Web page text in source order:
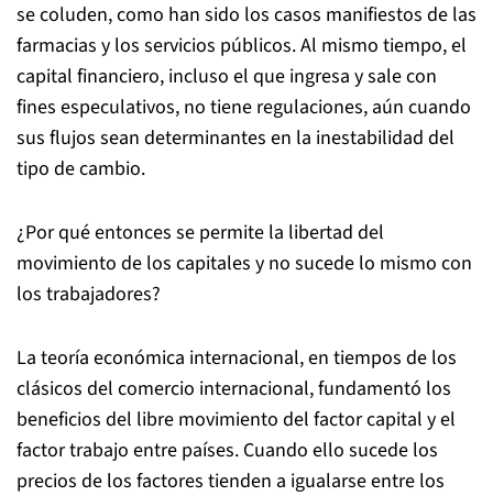
se coluden, como han sido los casos manifiestos de las
farmacias y los servicios públicos. Al mismo tiempo, el
capital financiero, incluso el que ingresa y sale con
fines especulativos, no tiene regulaciones, aún cuando
sus flujos sean determinantes en la inestabilidad del
tipo de cambio.
¿Por qué entonces se permite la libertad del
movimiento de los capitales y no sucede lo mismo con
los trabajadores?
La teoría económica internacional, en tiempos de los
clásicos del comercio internacional, fundamentó los
beneficios del libre movimiento del factor capital y el
factor trabajo entre países. Cuando ello sucede los
precios de los factores tienden a igualarse entre los